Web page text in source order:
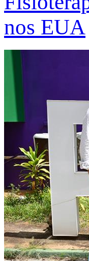
nos EUA